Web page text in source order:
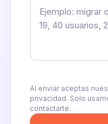
Al enviar aceptas
privacidad. Solo
contactarte.